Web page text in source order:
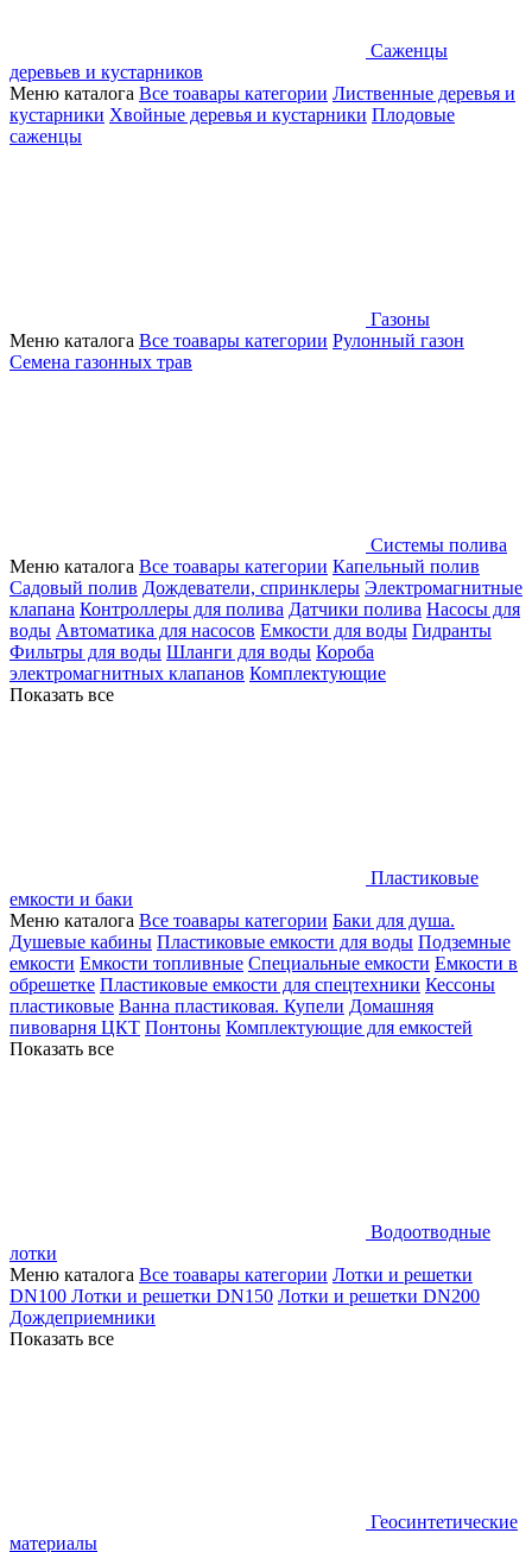
Саженцы
деревьев и кустарников
Меню каталога Все тоавары категории Лиственные деревья и
кустарники Хвойные деревья и кустарники Плодовые
саженцы
Газоны
Меню каталога Все тоавары категории Рулонный газон
Семена газонных трав
Системы полива
Меню каталога Все тоавары категории Капельный полив
Садовый полив Дождеватели, спринклеры Электромагнитные
клапана Контроллеры для полива Датчики полива Насосы для
воды Автоматика для насосов Емкости для воды Гидранты
Фильтры для воды Шланги для воды Короба
электромагнитных клапанов Комплектующие
Показать все
Пластиковые
емкости и баки
Меню каталога Все тоавары категории Баки для душа.
Душевые кабины Пластиковые емкости для воды Подземные
емкости Емкости топливные Специальные емкости Емкости в
обрешетке Пластиковые емкости для спецтехники Кессоны
пластиковые Ванна пластиковая. Купели Домашняя
пивоварня ЦКТ Понтоны Комплектующие для емкостей
Показать все
Водоотводные
лотки
Меню каталога Все тоавары категории Лотки и решетки
DN100 Лотки и решетки DN150 Лотки и решетки DN200
Дождеприемники
Показать все
Геосинтетические
материалы